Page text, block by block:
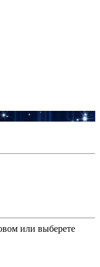
или выберете